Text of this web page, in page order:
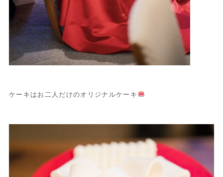
ケーキはお二人だけのオリジナルケーキ